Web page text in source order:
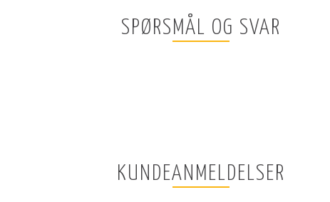
SPØRSMÅL OG SVAR
KUNDEANMELDELSER